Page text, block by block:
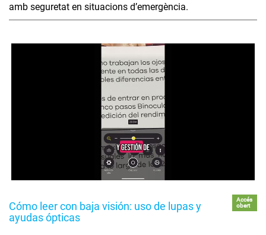
amb seguretat en situacions d’emergència.
Cómo leer con baja visión: uso de lupas y
ayudas ópticas
Accés
obert